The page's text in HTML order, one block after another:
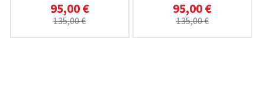
95,00 €
135,00 €
95,00 €
135,00 €